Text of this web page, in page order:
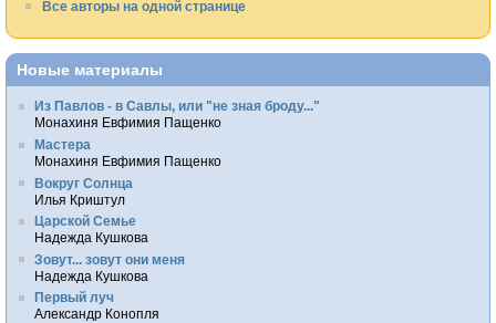
Все авторы на одной странице
Новые материалы
Из Павлов - в Савлы, или "не зная броду..."
Монахиня Евфимия Пащенко
Мастера
Монахиня Евфимия Пащенко
Вокруг Солнца
Илья Криштул
Царской Семье
Надежда Кушкова
Зовут... зовут они меня
Надежда Кушкова
Первый луч
Александр Конопля